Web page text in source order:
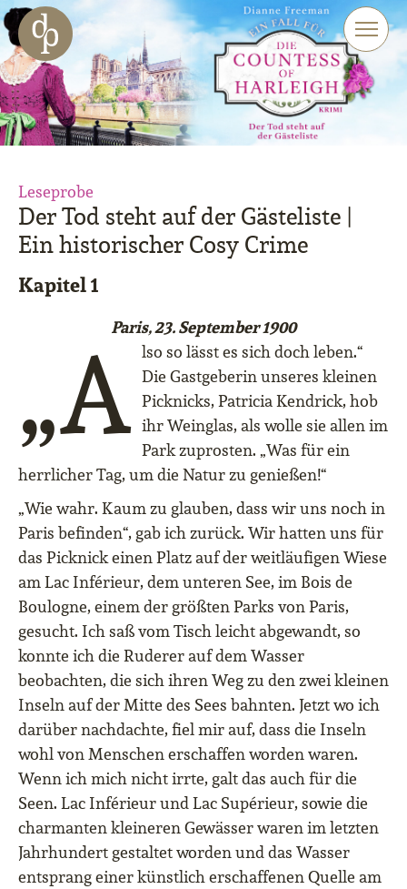
Zum Haupt-Inhalt springen
Zur Navigation springen
Zur Website-Suche springen
Leseprobe
Der Tod steht auf der Gästeliste |
Ein historischer Cosy Crime
Kapitel 1
Paris, 23. September 1900
„A lso so lässt es sich doch leben.“
Die Gastgeberin unseres kleinen
Picknicks, Patricia Kendrick, hob
ihr Weinglas, als wolle sie allen im
Park zuprosten. „Was für ein
herrlicher Tag, um die Natur zu genießen!“
„Wie wahr. Kaum zu glauben, dass wir uns noch in
Paris befinden“, gab ich zurück. Wir hatten uns für
das Picknick einen Platz auf der weitläufigen Wiese
am Lac Inférieur, dem unteren See, im Bois de
Boulogne, einem der größten Parks von Paris,
gesucht. Ich saß vom Tisch leicht abgewandt, so
konnte ich die Ruderer auf dem Wasser
beobachten, die sich ihren Weg zu den zwei kleinen
Inseln auf der Mitte des Sees bahnten. Jetzt wo ich
darüber nachdachte, fiel mir auf, dass die Inseln
wohl von Menschen erschaffen worden waren.
Wenn ich mich nicht irrte, galt das auch für die
Seen. Lac Inférieur und Lac Supérieur, sowie die
charmanten kleineren Gewässer waren im letzten
Jahrhundert gestaltet worden und das Wasser
entsprang einer künstlich erschaffenen Quelle am